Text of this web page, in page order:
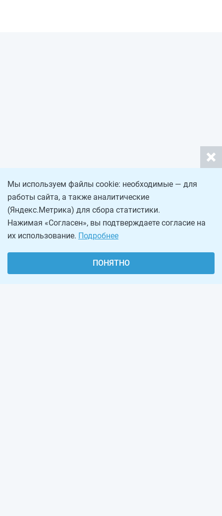
Мы используем файлы cookie: необходимые — для
работы сайта, а также аналитические
(Яндекс.Метрика) для сбора статистики.
Нажимая «Согласен», вы подтверждаете согласие на
их использование. Подробнее
ПОНЯТНО